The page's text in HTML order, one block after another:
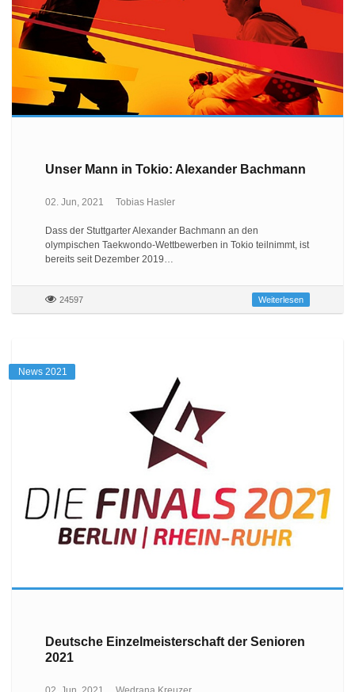
Unser Mann in Tokio: Alexander Bachmann
02. Jun, 2021 Tobias Hasler
Dass der Stuttgarter Alexander Bachmann an den
olympischen Taekwondo-Wettbewerben in Tokio teilnimmt, ist
bereits seit Dezember 2019…
24597 Weiterlesen
News 2021
Deutsche Einzelmeisterschaft der Senioren
2021